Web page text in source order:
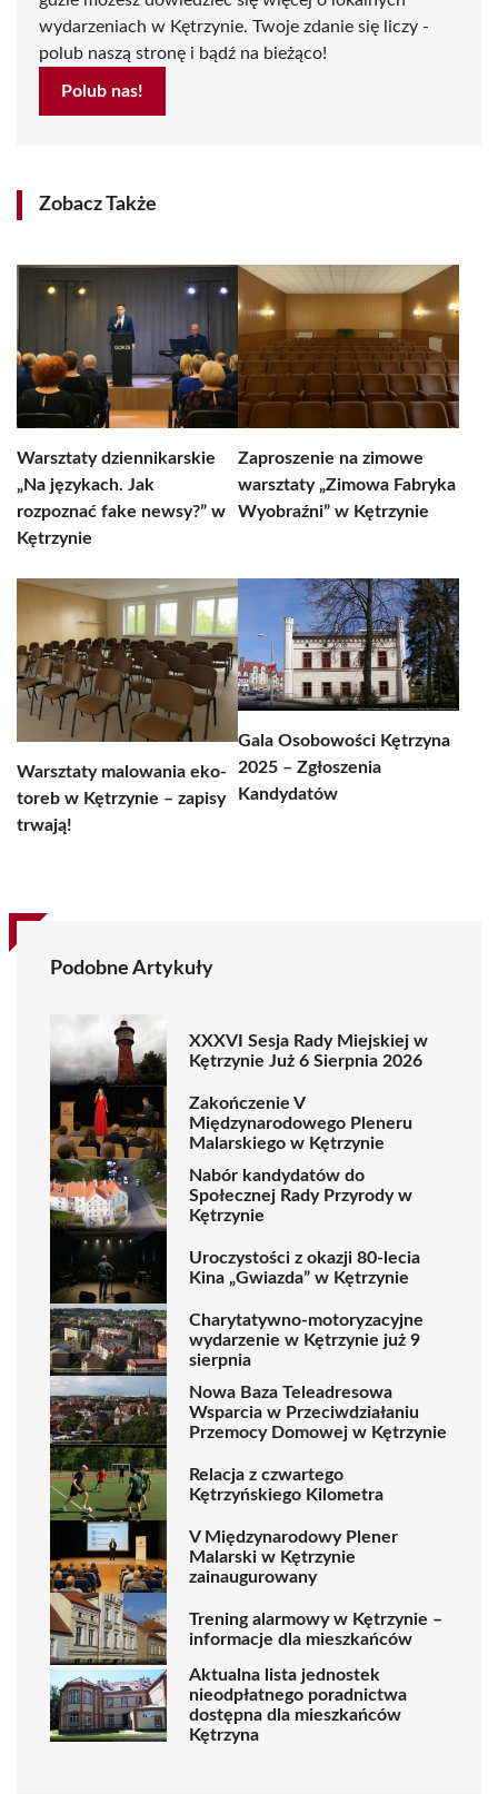
wydarzeniach w Kętrzynie. Twoje zdanie się liczy -
polub naszą stronę i bądź na bieżąco!
Polub nas!
Zobacz Także
Warsztaty dziennikarskie
„Na językach. Jak
rozpoznać fake newsy?” w
Kętrzynie
Zaproszenie na zimowe
warsztaty „Zimowa Fabryka
Wyobraźni” w Kętrzynie
Warsztaty malowania eko-
toreb w Kętrzynie – zapisy
trwają!
Gala Osobowości Kętrzyna
2025 – Zgłoszenia
Kandydatów
Podobne Artykuły
XXXVI Sesja Rady Miejskiej w
Kętrzynie Już 6 Sierpnia 2026
Zakończenie V
Międzynarodowego Pleneru
Malarskiego w Kętrzynie
Nabór kandydatów do
Społecznej Rady Przyrody w
Kętrzynie
Uroczystości z okazji 80-lecia
Kina „Gwiazda” w Kętrzynie
Charytatywno-motoryzacyjne
wydarzenie w Kętrzynie już 9
sierpnia
Nowa Baza Teleadresowa
Wsparcia w Przeciwdziałaniu
Przemocy Domowej w Kętrzynie
Relacja z czwartego
Kętrzyńskiego Kilometra
V Międzynarodowy Plener
Malarski w Kętrzynie
zainaugurowany
Trening alarmowy w Kętrzynie –
informacje dla mieszkańców
Aktualna lista jednostek
nieodpłatnego poradnictwa
dostępna dla mieszkańców
Kętrzyna